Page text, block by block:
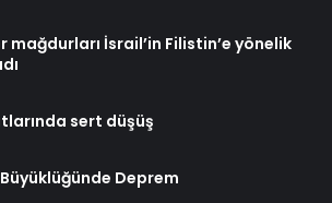
mağdurları İsrail’in Filistin’e yönelik
sert düşüş
Büyüklüğünde Deprem